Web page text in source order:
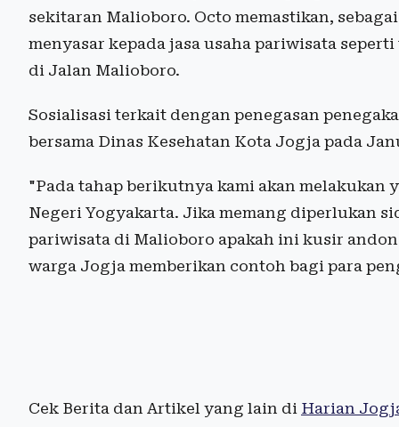
sekitaran Malioboro. Octo memastikan,
menyasar kepada jasa usaha pariwisata
di Jalan Malioboro.
Sosialisasi terkait dengan penegasan
bersama Dinas Kesehatan Kota Jogja pada
"Pada tahap berikutnya kami akan
Negeri Yogyakarta. Jika memang diperlukan
pariwisata di Malioboro apakah ini kusir
warga Jogja memberikan contoh bagi para
Cek Berita dan Artikel yang lain di Harian